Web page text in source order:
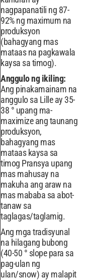
nagpapanatili ng 87-
92% ng maximum na
produksyon
(bahagyang mas
mataas na pagkawala
kaysa sa timog).
Anggulo ng ikiling:
Ang pinakamainam na
anggulo sa Lille ay 35-
38 ° upang ma-
maximize ang taunang
produksyon,
bahagyang mas
mataas kaysa sa
timog Pransya upang
mas mahusay na
makuha ang araw na
mas mababa sa abot-
tanaw sa
taglagas/taglamig.
Ang mga tradisyunal
na hilagang bubong
(40-50 ° slope para sa
pag-ulan ng
ulan/snow) ay malapit